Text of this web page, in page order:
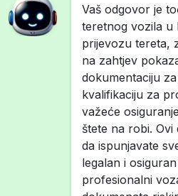
Vaš odgovor je
teretnog vozila u
prijevozu tereta,
na zahtjev
dokumentaciju
kvalifikaciju za
važeće
štete na robi.
da ispunjavate
legalan i
profesionalni